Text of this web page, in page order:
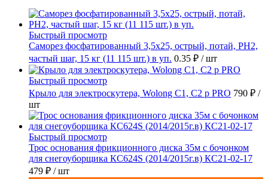
Быстрый просмотр
Саморез фосфатированный 3,5х25, острый, потай, РН2,
частый шаг, 15 кг (11 115 шт.) в уп. 0.35 ₽ / шт
Быстрый просмотр
Крыло для электроскутера, Wolong С1, С2 p PRO 790 ₽ /
шт
Быстрый просмотр
Трос основания фрикционного диска 35м с бочонком
для снегоуборщика КС624S (2014/2015г.в) КС21-02-17
479 ₽ / шт